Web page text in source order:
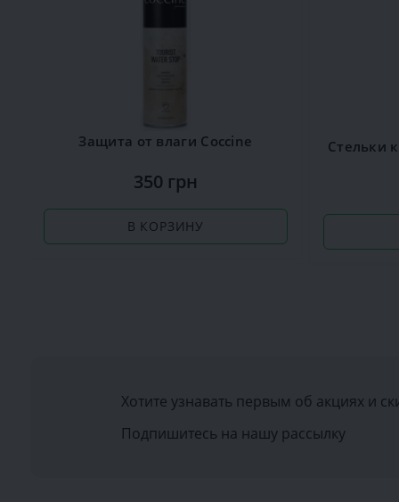
Защита от влаги Сoccine
350 грн
В КОРЗИНУ
Хотите узнавать первым об акциях и
Подпишитесь на нашу рассылку